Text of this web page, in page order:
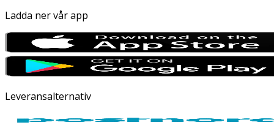
Ladda ner vår app
Leveransalternativ